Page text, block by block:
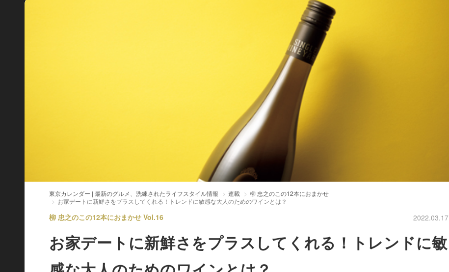
東京カレンダー | 最新のグルメ、洗練されたライフスタイル情報 連載
柳 忠之のこの12本におまかせ
お家デートに新鮮さをプラスしてくれる！トレンドに敏感な大人のためのワインとは？
柳 忠之のこの12本におまかせ Vol.16 2022.03.17
お家デートに新鮮さをプラスしてくれる！トレンドに敏